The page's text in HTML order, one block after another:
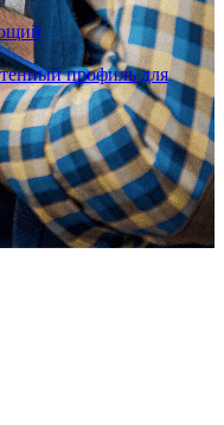
профиль для